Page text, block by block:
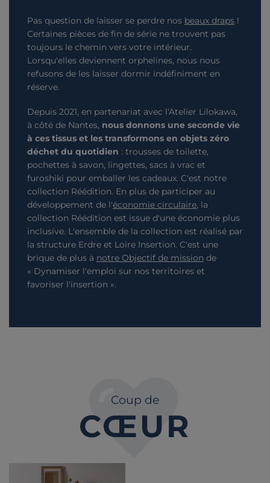
Pas question de laisser se perdre nos beaux draps !
Certaines pièces de fin de série ne trouvent pas
toujours le chemin vers votre intérieur.
Lorsqu'elles deviennent orphelines, nous nous
refusons de les laisser dormir indéfiniment en
réserve.
Depuis 2021, en partenariat avec l'Atelier Lilokawa,
à côté de Nantes, nous donnons une seconde vie
à ces tissus et les transformons en objets zéro
déchet du quotidien : trousses de toilette,
pochettes à savon, lingettes, sacs à vrac et
furoshiki pour emballer les cadeaux. C'est notre
collection Réédition. En plus de participer au
développement de l'économie circulaire, la
collection Réédition est issue d'une économie plus
inclusive. L'ensemble de la collection est réalisé par
la structure Erdre et Loire Insertion. C'est une
brique de plus à notre Objectif de mission de
« Dynamiser l'emploi sur nos territoires et
favoriser l'insertion ».
Coup de
CŒUR